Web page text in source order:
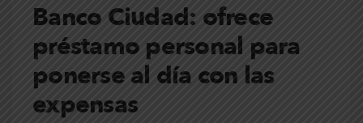
Banco Ciudad: ofrece
préstamo personal para
ponerse al día con las
expensas